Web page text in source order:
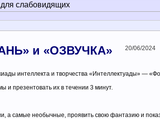
слабовидящих
и «ОЗВУЧКА» 20/06/2024
интеллекта и творчества «Интеллектуады» —
презентовать их в течении 3 минут.
а самые необычные, проявить свою фантазию и